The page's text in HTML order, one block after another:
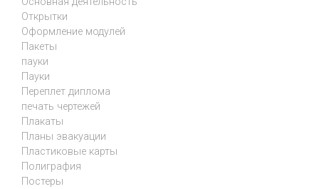
Открытки
Оформление модулей
Пакеты
пауки
Пауки
Переплет диплома
печать чертежей
Плакаты
Планы эвакуации
Пластиковые карты
Полиграфия
Постеры